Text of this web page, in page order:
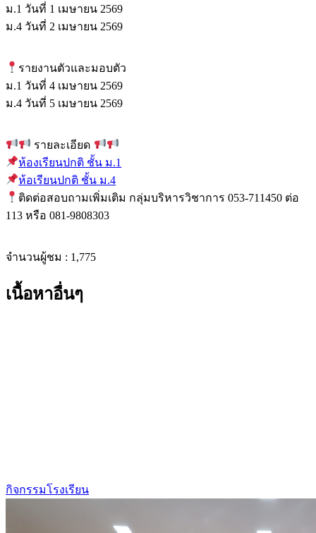
ม.1 วันที่ 1 เมษายน 2569
ม.4 วันที่ 2 เมษายน 2569
รายงานตัวและมอบตัว
ม.1 วันที่ 4 เมษายน 2569
ม.4 วันที่ 5 เมษายน 2569
รายละเอียด
ห้องเรียนปกติ ชั้น ม.1
ห้อเรียนปกติ ชั้น ม.4
ติดต่อสอบถามเพิ่มเติม กลุ่มบริหารวิชาการ 053-711450 ต่อ
113 หรือ 081-9808303
จำนวนผู้ชม : 1,775
เนื้อหาอื่นๆ
กิจกรรมโรงเรียน